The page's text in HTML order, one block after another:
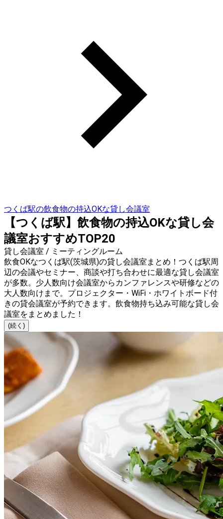
つくば駅の飲食物の持込OKな貸し会議室
【つくば駅】飲食物の持込OKな貸し会
議室おすすめTOP20
貸し会議室 / ミーティングルーム
飲食OKなつくば駅(茨城県)の貸し会議室まとめ！つくば駅周
辺の会議やセミナー、商談や打ち合わせに最適な貸し会議室
が多数。少人数向け会議室からカンファレンスや研修などの
大人数向けまで。プロジェクター・WiFi・ホワイトボード付
きの貸会議室が予約できます。飲食物持ち込み可能な貸し会
議室をまとめました！
(続く)